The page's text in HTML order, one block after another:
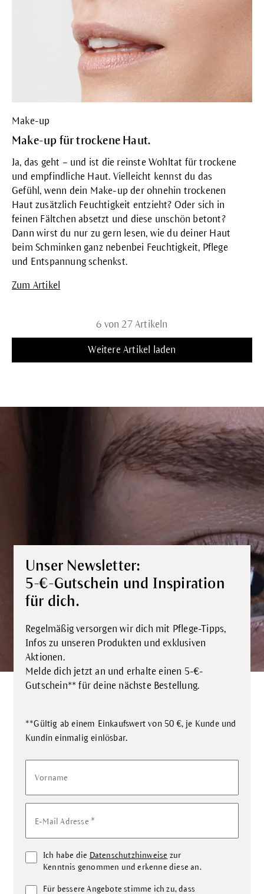
Make-up
Make-up für trockene Haut.
Ja, das geht – und ist die reinste Wohltat für trockene
und empfindliche Haut. Vielleicht kennst du das
Gefühl, wenn dein Make-up der ohnehin trockenen
Haut zusätzlich Feuchtigkeit entzieht? Oder sich in
feinen Fältchen absetzt und diese unschön betont?
Dann wirst du nur zu gern lesen, wie du deiner Haut
beim Schminken ganz nebenbei Feuchtigkeit, Pflege
und Entspannung schenkst.
Zum Artikel
6 von 27 Artikeln
Weitere Artikel laden
Unser Newsletter:
5-€-Gutschein und Inspiration
für dich.
Regelmäßig versorgen wir dich mit Pflege-Tipps,
Infos zu unseren Produkten und exklusiven
Aktionen.
Melde dich jetzt an und erhalte einen 5-€-
Gutschein** für deine nächste Bestellung.
**Gültig ab einem Einkaufswert von 50 €, je Kunde und
Kundin einmalig einlösbar.
Vorname
E-Mail Adresse *
Ich habe die Datenschutzhinweise zur
Kenntnis genommen und erkenne diese an.
Für bessere Angebote stimme ich zu, dass